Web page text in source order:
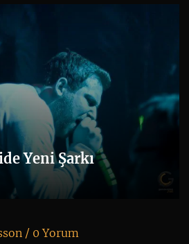
Yeni Şarkı
/ 0 Yorum